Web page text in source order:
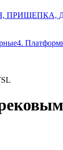
ПРИЩЕПКА,
4.